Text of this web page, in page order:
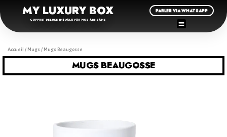
MY LUXURY BOX
COFFRET DELUXE INÉGALÉ PAR NOS ARTISANS
PARLER VIA WHATSAPP
Accueil / Mugs / Mugs Beaugosse
MUGS BEAUGOSSE